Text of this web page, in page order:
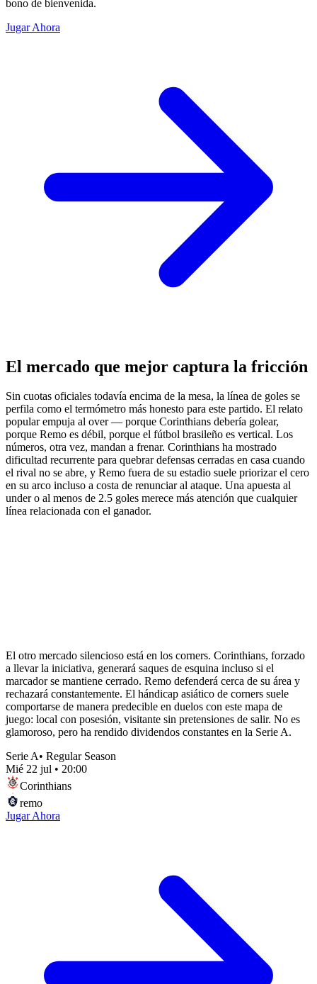
bono de bienvenida.
Jugar Ahora
El mercado que mejor captura la fricción
Sin cuotas oficiales todavía encima de la mesa, la línea de goles se
perfila como el termómetro más honesto para este partido. El relato
popular empuja al over — porque Corinthians debería golear,
porque Remo es débil, porque el fútbol brasileño es vertical. Los
números, otra vez, mandan a frenar. Corinthians ha mostrado
dificultad recurrente para quebrar defensas cerradas en casa cuando
el rival no se abre, y Remo fuera de su estadio suele priorizar el cero
en su arco incluso a costa de renunciar al ataque. Una apuesta al
under o al menos de 2.5 goles merece más atención que cualquier
línea relacionada con el ganador.
El otro mercado silencioso está en los corners. Corinthians, forzado
a llevar la iniciativa, generará saques de esquina incluso si el
marcador se mantiene cerrado. Remo defenderá cerca de su área y
rechazará constantemente. El hándicap asiático de corners suele
comportarse de manera predecible en duelos con este mapa de
juego: local con posesión, visitante sin pretensiones de salir. No es
glamoroso, pero ha rendido dividendos constantes en la Serie A.
Serie A• Regular Season
Mié 22 jul • 20:00
Corinthians
remo
Jugar Ahora